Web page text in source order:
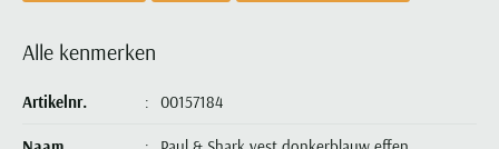
Blauw overhemd heren
Groen overhemd heren
Grote maten poloshirts
Grote maten herenmode
Populaire kleuren
Witte polo heren
Populaire materialen
Lamswollen trui
Merino wol trui
2e broek voor de helft
Meyer Chicago
Wellington of Billmore
Grote maten jassen
Grote maten winterjassen
Tramarossa
Vanguard
Alle kenmerken
Artikelnr. 00157184